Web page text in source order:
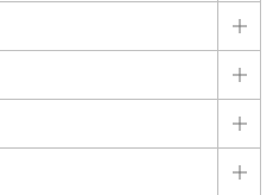
詳
詳
詳
詳